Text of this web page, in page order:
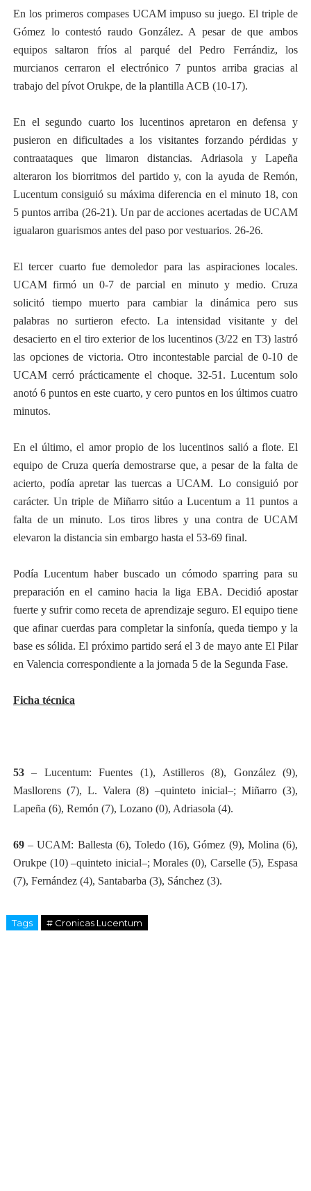
En los primeros compases UCAM impuso su juego. El triple de
Gómez lo contestó raudo González. A pesar de que ambos
equipos saltaron fríos al parqué del Pedro Ferrándiz, los
murcianos cerraron el electrónico 7 puntos arriba gracias al
trabajo del pívot Orukpe, de la plantilla ACB (10-17).
En el segundo cuarto los lucentinos apretaron en defensa y
pusieron en dificultades a los visitantes forzando pérdidas y
contraataques que limaron distancias. Adriasola y Lapeña
alteraron los biorritmos del partido y, con la ayuda de Remón,
Lucentum consiguió su máxima diferencia en el minuto 18, con
5 puntos arriba (26-21). Un par de acciones acertadas de UCAM
igualaron guarismos antes del paso por vestuarios. 26-26.
El tercer cuarto fue demoledor para las aspiraciones locales.
UCAM firmó un 0-7 de parcial en minuto y medio. Cruza
solicitó tiempo muerto para cambiar la dinámica pero sus
palabras no surtieron efecto. La intensidad visitante y del
desacierto en el tiro exterior de los lucentinos (3/22 en T3) lastró
las opciones de victoria. Otro incontestable parcial de 0-10 de
UCAM cerró prácticamente el choque. 32-51. Lucentum solo
anotó 6 puntos en este cuarto, y cero puntos en los últimos cuatro
minutos.
En el último, el amor propio de los lucentinos salió a flote. El
equipo de Cruza quería demostrarse que, a pesar de la falta de
acierto, podía apretar las tuercas a UCAM. Lo consiguió por
carácter. Un triple de Miñarro sitúo a Lucentum a 11 puntos a
falta de un minuto. Los tiros libres y una contra de UCAM
elevaron la distancia sin embargo hasta el 53-69 final.
Podía Lucentum haber buscado un cómodo sparring para su
preparación en el camino hacia la liga EBA. Decidió apostar
fuerte y sufrir como receta de aprendizaje seguro. El equipo tiene
que afinar cuerdas para completar la sinfonía, queda tiempo y la
base es sólida. El próximo partido será el 3 de mayo ante El Pilar
en Valencia correspondiente a la jornada 5 de la Segunda Fase.
Ficha técnica
53– Lucentum: Fuentes (1), Astilleros (8), González (9),
Masllorens (7), L. Valera (8) –quinteto inicial–; Miñarro (3),
Lapeña (6), Remón (7), Lozano (0), Adriasola (4).
69– UCAM: Ballesta (6), Toledo (16), Gómez (9), Molina (6),
Orukpe (10) –quinteto inicial–; Morales (0), Carselle (5), Espasa
(7), Fernández (4), Santabarba (3), Sánchez (3).
Tags # Cronicas Lucentum